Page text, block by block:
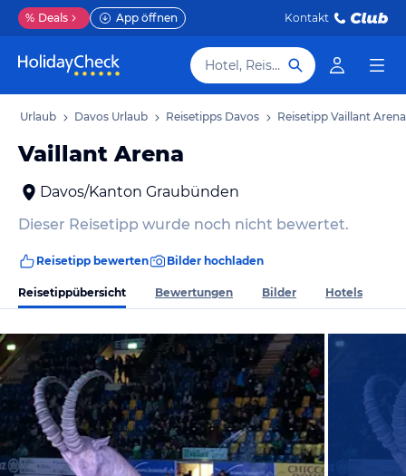
% Deals App öffnen Kontakt
Hotel, Reiseziel
Urlaub Davos Urlaub Reisetipps Davos Reisetipp Vaillant Arena
Vaillant Arena
Davos/Kanton Graubünden
Dieser Reisetipp wurde noch nicht bewertet.
Reisetipp bewerten Bilder hochladen
Reisetippübersicht Bewertungen Bilder Hotels